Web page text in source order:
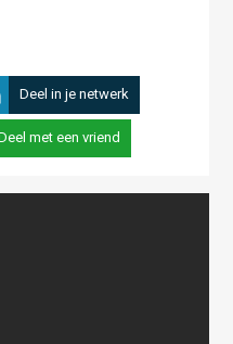
Deel in je netwerk
met een vriend